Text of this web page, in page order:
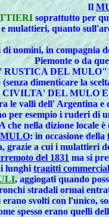
Il
soprattutto per
mulattieri, quanto
di uomini, in compagnia
Piemonte o da
DEL MULO"
dimenticare la
CIVILTA' DEL MULO
le valli dell' Argentina e
per esempio i ruderi di
che nella dizione locale
: in occasione della
grazie a cui i mulattieri
del 1831ma si
lunghi tragitti
, aggiogati quando
stradali ormai
svolti con l'unico,
spesso erano quelli